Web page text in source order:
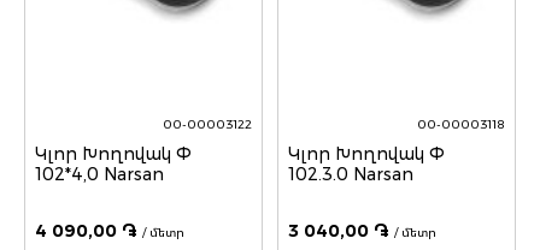
00-00003122
Կլոր Խողովակ Փ
102*4,0 Narsan
4 090,00 ֏ / մետր
00-00003118
Կլոր Խողովակ Փ
102.3.0 Narsan
3 040,00 ֏ / մետր